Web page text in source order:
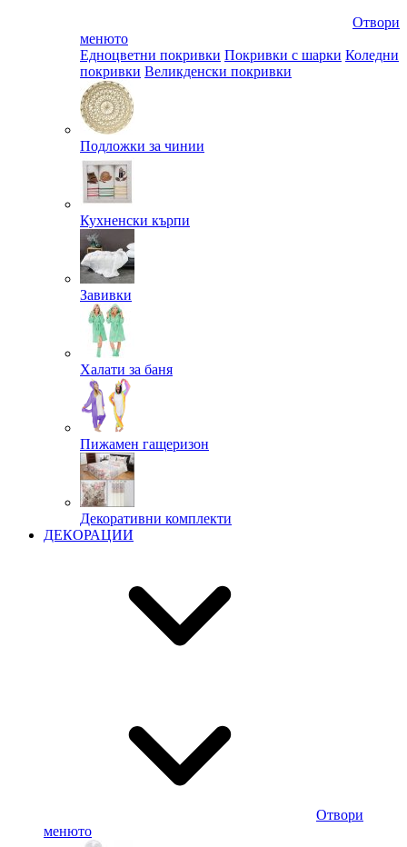
Отвори
менюто
Едноцветни покривки Покривки с шарки Коледни
покривки Великденски покривки
Подложки за чинии
Кухненски кърпи
Завивки
Халати за баня
Пижамен гащеризон
Декоративни комплекти
ДЕКОРАЦИИ
Отвори
менюто